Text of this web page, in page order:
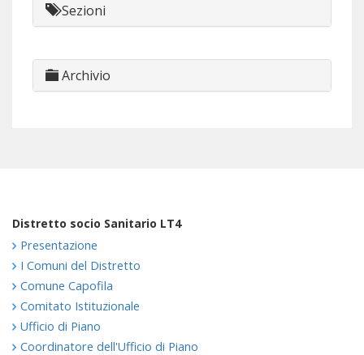
Sezioni
Archivio
Distretto socio Sanitario LT4
Presentazione
I Comuni del Distretto
Comune Capofila
Comitato Istituzionale
Ufficio di Piano
Coordinatore dell'Ufficio di Piano